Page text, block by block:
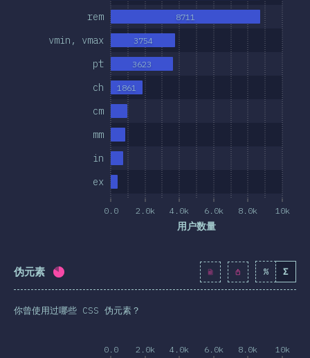
大奖
0.0 2.0k 4.0k 6.0k 8.0k 10k
用户数量
ex
in
mm
cm
ch
pt
vmin, vmax
rem
1861
3623
3754
8711
伪元素 完成率: % Σ
你曾使用过哪些 CSS 伪元素？
0.0 2.0k 4.0k 6.0k 8.0k 10k